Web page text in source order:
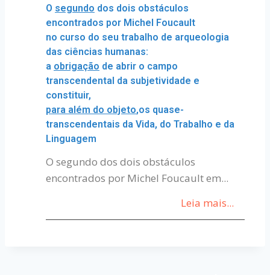
O segundo dos dois obstáculos
encontrados por Michel Foucault
no curso do seu trabalho de arqueologia
das ciências humanas:
a obrigação de abrir o campo
transcendental da subjetividade e
constituir,
para além do objeto,os quase-
transcendentais da Vida, do Trabalho e da
Linguagem
O segundo dos dois obstáculos
encontrados por Michel Foucault em...
Leia mais...